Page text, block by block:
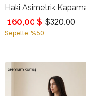
$320.00
160,00 $
Sepette %50